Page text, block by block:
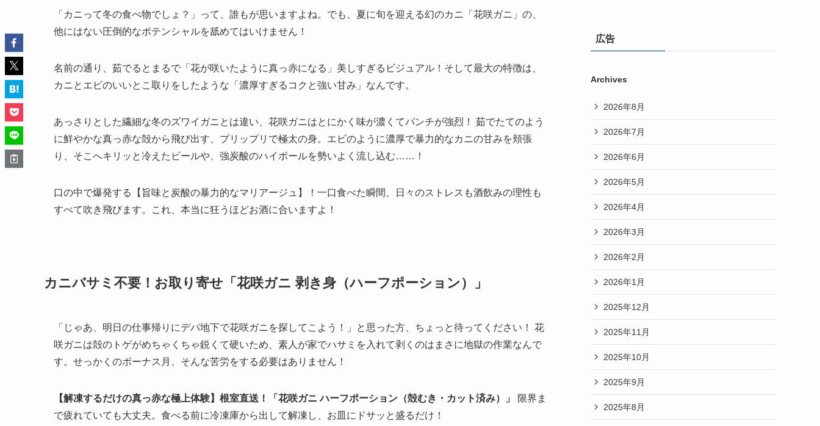
「カニって冬の食べ物でしょ？」って、誰もが思いますよね。でも、夏に旬を迎える幻のカニ「花咲ガニ」の、
他にはない圧倒的なポテンシャルを舐めてはいけません！
名前の通り、茹でるとまるで「花が咲いたように真っ赤になる」美しすぎるビジュアル！そして最大の特徴は、
カニとエビのいいとこ取りをしたような「濃厚すぎるコクと強い甘み」なんです。
あっさりとした繊細な冬のズワイガニとは違い、花咲ガニはとにかく味が濃くてパンチが強烈！ 茹でたてのよう
に鮮やかな真っ赤な殻から飛び出す、プリップリで極太の身。エビのように濃厚で暴力的なカニの甘みを頬張
り、そこへキリッと冷えたビールや、強炭酸のハイボールを勢いよく流し込む……！
口の中で爆発する【旨味と炭酸の暴力的なマリアージュ】！一口食べた瞬間、日々のストレスも酒飲みの理性も
すべて吹き飛びます。これ、本当に狂うほどお酒に合いますよ！
カニバサミ不要！お取り寄せ「花咲ガニ 剥き身（ハーフポーション）」
「じゃあ、明日の仕事帰りにデパ地下で花咲ガニを探してこよう！」と思った方、ちょっと待ってください！ 花
咲ガニは殻のトゲがめちゃくちゃ鋭くて硬いため、素人が家でハサミを入れて剥くのはまさに地獄の作業なんで
す。せっかくのボーナス月、そんな苦労をする必要はありません！
【解凍するだけの真っ赤な極上体験】根室直送！「花咲ガニ ハーフポーション（殻むき・カット済み）」
限界ま
で疲れていても大丈夫。食べる前に冷凍庫から出して解凍し、お皿にドサッと盛るだけ！
広告
Archives
2026年8月
2026年7月
2026年6月
2026年5月
2026年4月
2026年3月
2026年2月
2026年1月
2025年12月
2025年11月
2025年10月
2025年9月
2025年8月